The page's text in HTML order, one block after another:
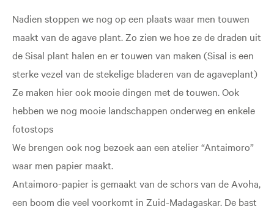
Nadien stoppen we nog op een plaats waar men touwen
maakt van de agave plant. Zo zien we hoe ze de draden uit
de Sisal plant halen en er touwen van maken (Sisal is een
sterke vezel van de stekelige bladeren van de agaveplant)
Ze maken hier ook mooie dingen met de touwen. Ook
hebben we nog mooie landschappen onderweg en enkele
fotostops
We brengen ook nog bezoek aan een atelier “Antaimoro”
waar men papier maakt.
Antaimoro-papier is gemaakt van de schors van de Avoha,
een boom die veel voorkomt in Zuid-Madagaskar. De bast